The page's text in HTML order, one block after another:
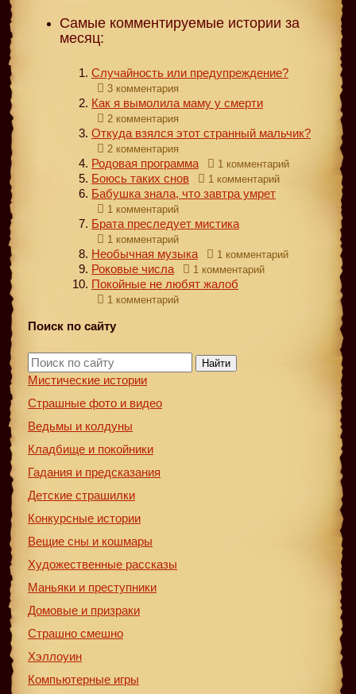
Самые комментируемые истории за
месяц:
Случайность или предупреждение?
3 комментария
Как я вымолила маму у смерти
2 комментария
Откуда взялся этот странный мальчик?
2 комментария
Родовая программа 1 комментарий
Боюсь таких снов 1 комментарий
Бабушка знала, что завтра умрет
1 комментарий
Брата преследует мистика
1 комментарий
Необычная музыка 1 комментарий
Роковые числа 1 комментарий
Покойные не любят жалоб
1 комментарий
Поиск по сайту
Найти
Мистические истории
Страшные фото и видео
Ведьмы и колдуны
Кладбище и покойники
Гадания и предсказания
Детские страшилки
Конкурсные истории
Вещие сны и кошмары
Художественные рассказы
Маньяки и преступники
Домовые и призраки
Страшно смешно
Хэллоуин
Компьютерные игры